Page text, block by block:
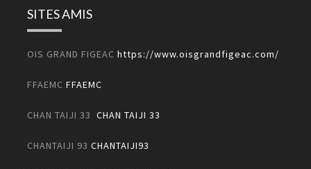
SITES AMIS
OIS GRAND FIGEAC https://www.oisgrandfigeac.com/
FFAEMC FFAEMC
CHAN TAIJI 33 CHAN TAIJI 33
CHANTAIJI 93 CHANTAIJI93